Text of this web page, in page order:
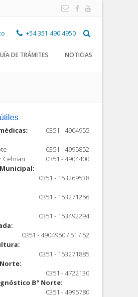
+54 351 490 4950
DE TRÁMITES NOTICIAS
0351 - 4904955
0351 - 4995852
Celman
0351 - 4904400
0351 - 153269538
0351 - 153271256
0351 - 153492294
0351 - 4904950 / 51 / 52
0351 - 153271885
Norte:
0351 - 4722130
B° Norte:
0351 - 4995780